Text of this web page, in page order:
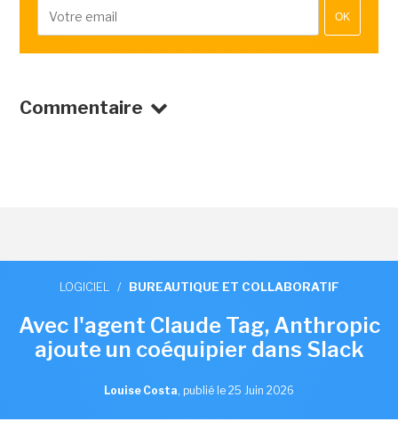
OK
Commentaire
LOGICIEL / BUREAUTIQUE ET COLLABORATIF
Avec l'agent Claude Tag, Anthropic
ajoute un coéquipier dans Slack
Louise Costa, publié le 25 Juin 2026